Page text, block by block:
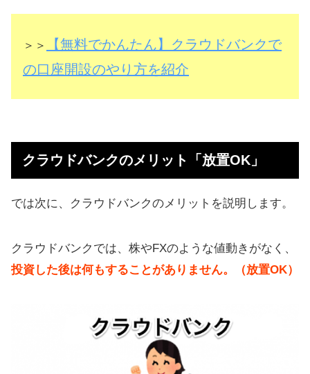
＞＞
【無料でかんたん】クラウドバンクで
の口座開設のやり方を紹介
クラウドバンクのメリット「放置OK」
では次に、クラウドバンクのメリットを説明します。
クラウドバンクでは、株やFXのような値動きがなく、
投資した後は何もすることがありません。（放置OK）